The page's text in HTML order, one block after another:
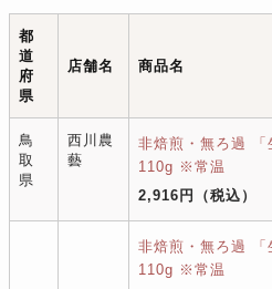
都
道
府
県
店舗名 商品名
鳥
取
県
西川農
藝
非焙煎・無ろ過
110g ※常温
2,916円
（税込）
非焙煎・無ろ過
110g ※常温